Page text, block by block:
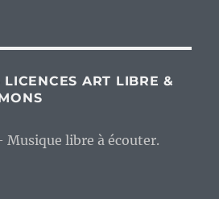
ART LIBRE &
libre à écouter.